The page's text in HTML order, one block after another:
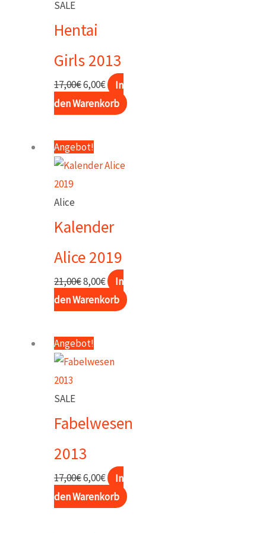
SALE
Hentai
Girls 2013
17,00€Ursprünglicher
Preis
17,00€
6,00€Aktueller
Preis
In
den Warenkorb
Angebot!
Alice
Kalender
Alice 2019
21,00€Ursprünglicher
Preis
21,00€
8,00€Aktueller
Preis
In
den Warenkorb
Angebot!
SALE
Fabelwesen
2013
17,00€Ursprünglicher
Preis
6,00€Aktueller
Preis
In
den Warenkorb